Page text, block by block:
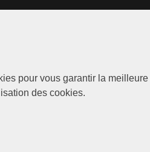
pour vous garantir la
des cookies.